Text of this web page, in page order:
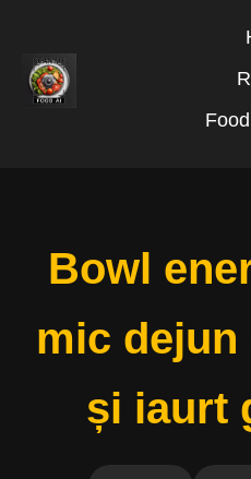
Bowl
mic
și iaurt